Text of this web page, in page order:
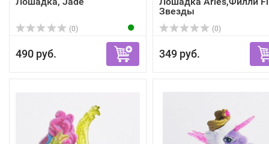
(0)
490 руб.
Звезды
(0)
349 руб.